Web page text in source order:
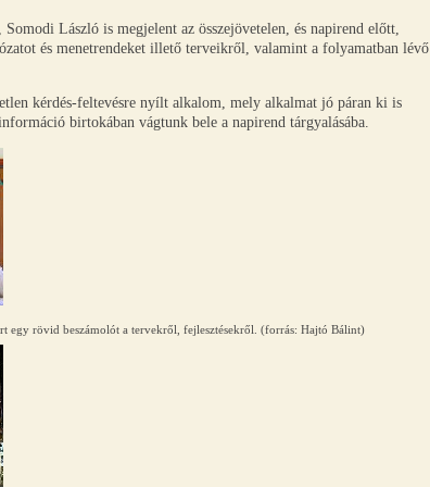
László is megjelent az összejövetelen, és napirend előtt,
és menetrendeket illető terveikről, valamint a folyamatban lévő
kérdés-feltevésre nyílt alkalom, mely alkalmat jó páran ki is
birtokában vágtunk bele a napirend tárgyalásába.
egy rövid beszámolót a tervekről, fejlesztésekről. (forrás: Hajtó Bálint)